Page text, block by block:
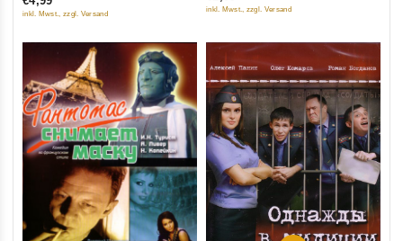
5
inkl. Mwst., zzgl. Versand
inkl. Mwst., zzgl. Versand